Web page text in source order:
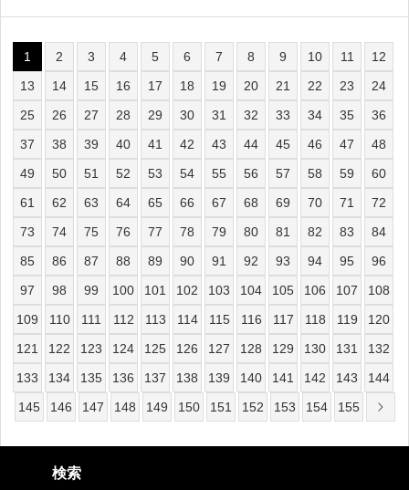
ンジェロの持つNXT王座に挑戦した。試合はノーDQルールのス
1
2 3 4 5 6 7 8 9 10 11
12
13
14 15 16 17 18 19 20 21 22 23
24
25
26 27 28 29 30 31 32 33 34 35
36
37
38 39 40 41 42 43 44 45 46 47
48
49
50 51 52 53 54 55 56 57 58 59
60
61
62 63 64 65 66 67 68 69 70 71
72
73
74 75 76 77 78 79 80 81 82 83
84
85
86 87 88 89 90 91 92 93 94 95
96
97
98 99 100 101 102 103 104 105 106 107
108
109
110 111 112 113 114 115 116 117 118 119
120
121
122 123 124 125 126 127 128 129 130 131
132
133
134 135 136 137 138 139 140 141 142 143
144
145
146 147 148 149 150 151 152 153 154 155
検索